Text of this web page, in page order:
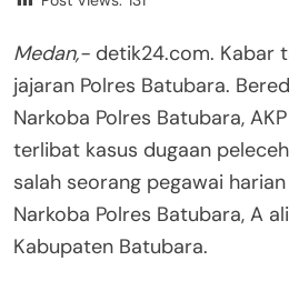
Medan,- detik24.com. Kabar
jajaran Polres Batubara.
Narkoba Polres Batubara,
terlibat kasus dugaan
salah seorang pegawai
Narkoba Polres Batubara, A
Kabupaten Batubara.